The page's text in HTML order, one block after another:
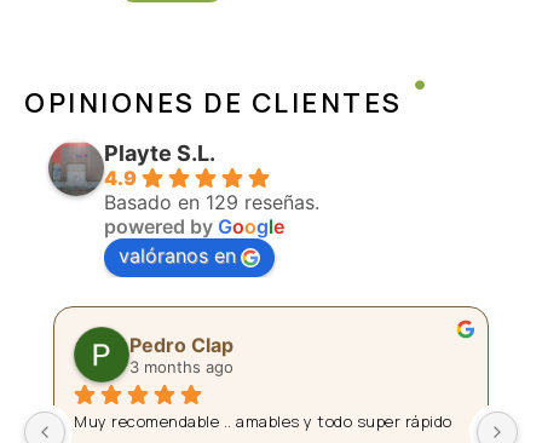
OPINIONES DE CLIENTES
Playte S.L.
4.9
Basado en 129 reseñas.
powered by Google
valóranos en
Pedro Clap
3 months ago
Muy recomendable .. amables y todo super rápido